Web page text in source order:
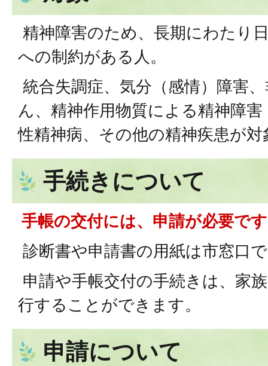
精神障害のため、長期にわたり
への制約がある人。
統合失調症、気分（感情）障害
ん、精神作用物質による精神障
性精神病、その他の精神疾患が
手続きについて
手帳の交付には、申請が必要で
診断書や申請書の用紙は市窓口
申請や手帳交付の手続きは、家
行することができます。
申請について